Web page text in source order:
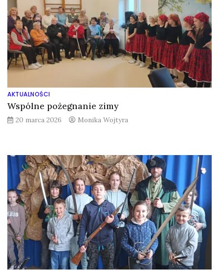
AKTUALNOŚCI
Wspólne pożegnanie zimy
20 marca 2026 Monika Wojtyra